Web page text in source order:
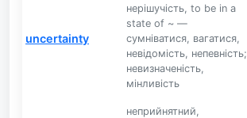
uncertainty
нерішучість, to be in a
state of ~ —
сумніватися, вагатися,
невідомість, непевність;
невизначеність,
мінливість
неприйнятний,